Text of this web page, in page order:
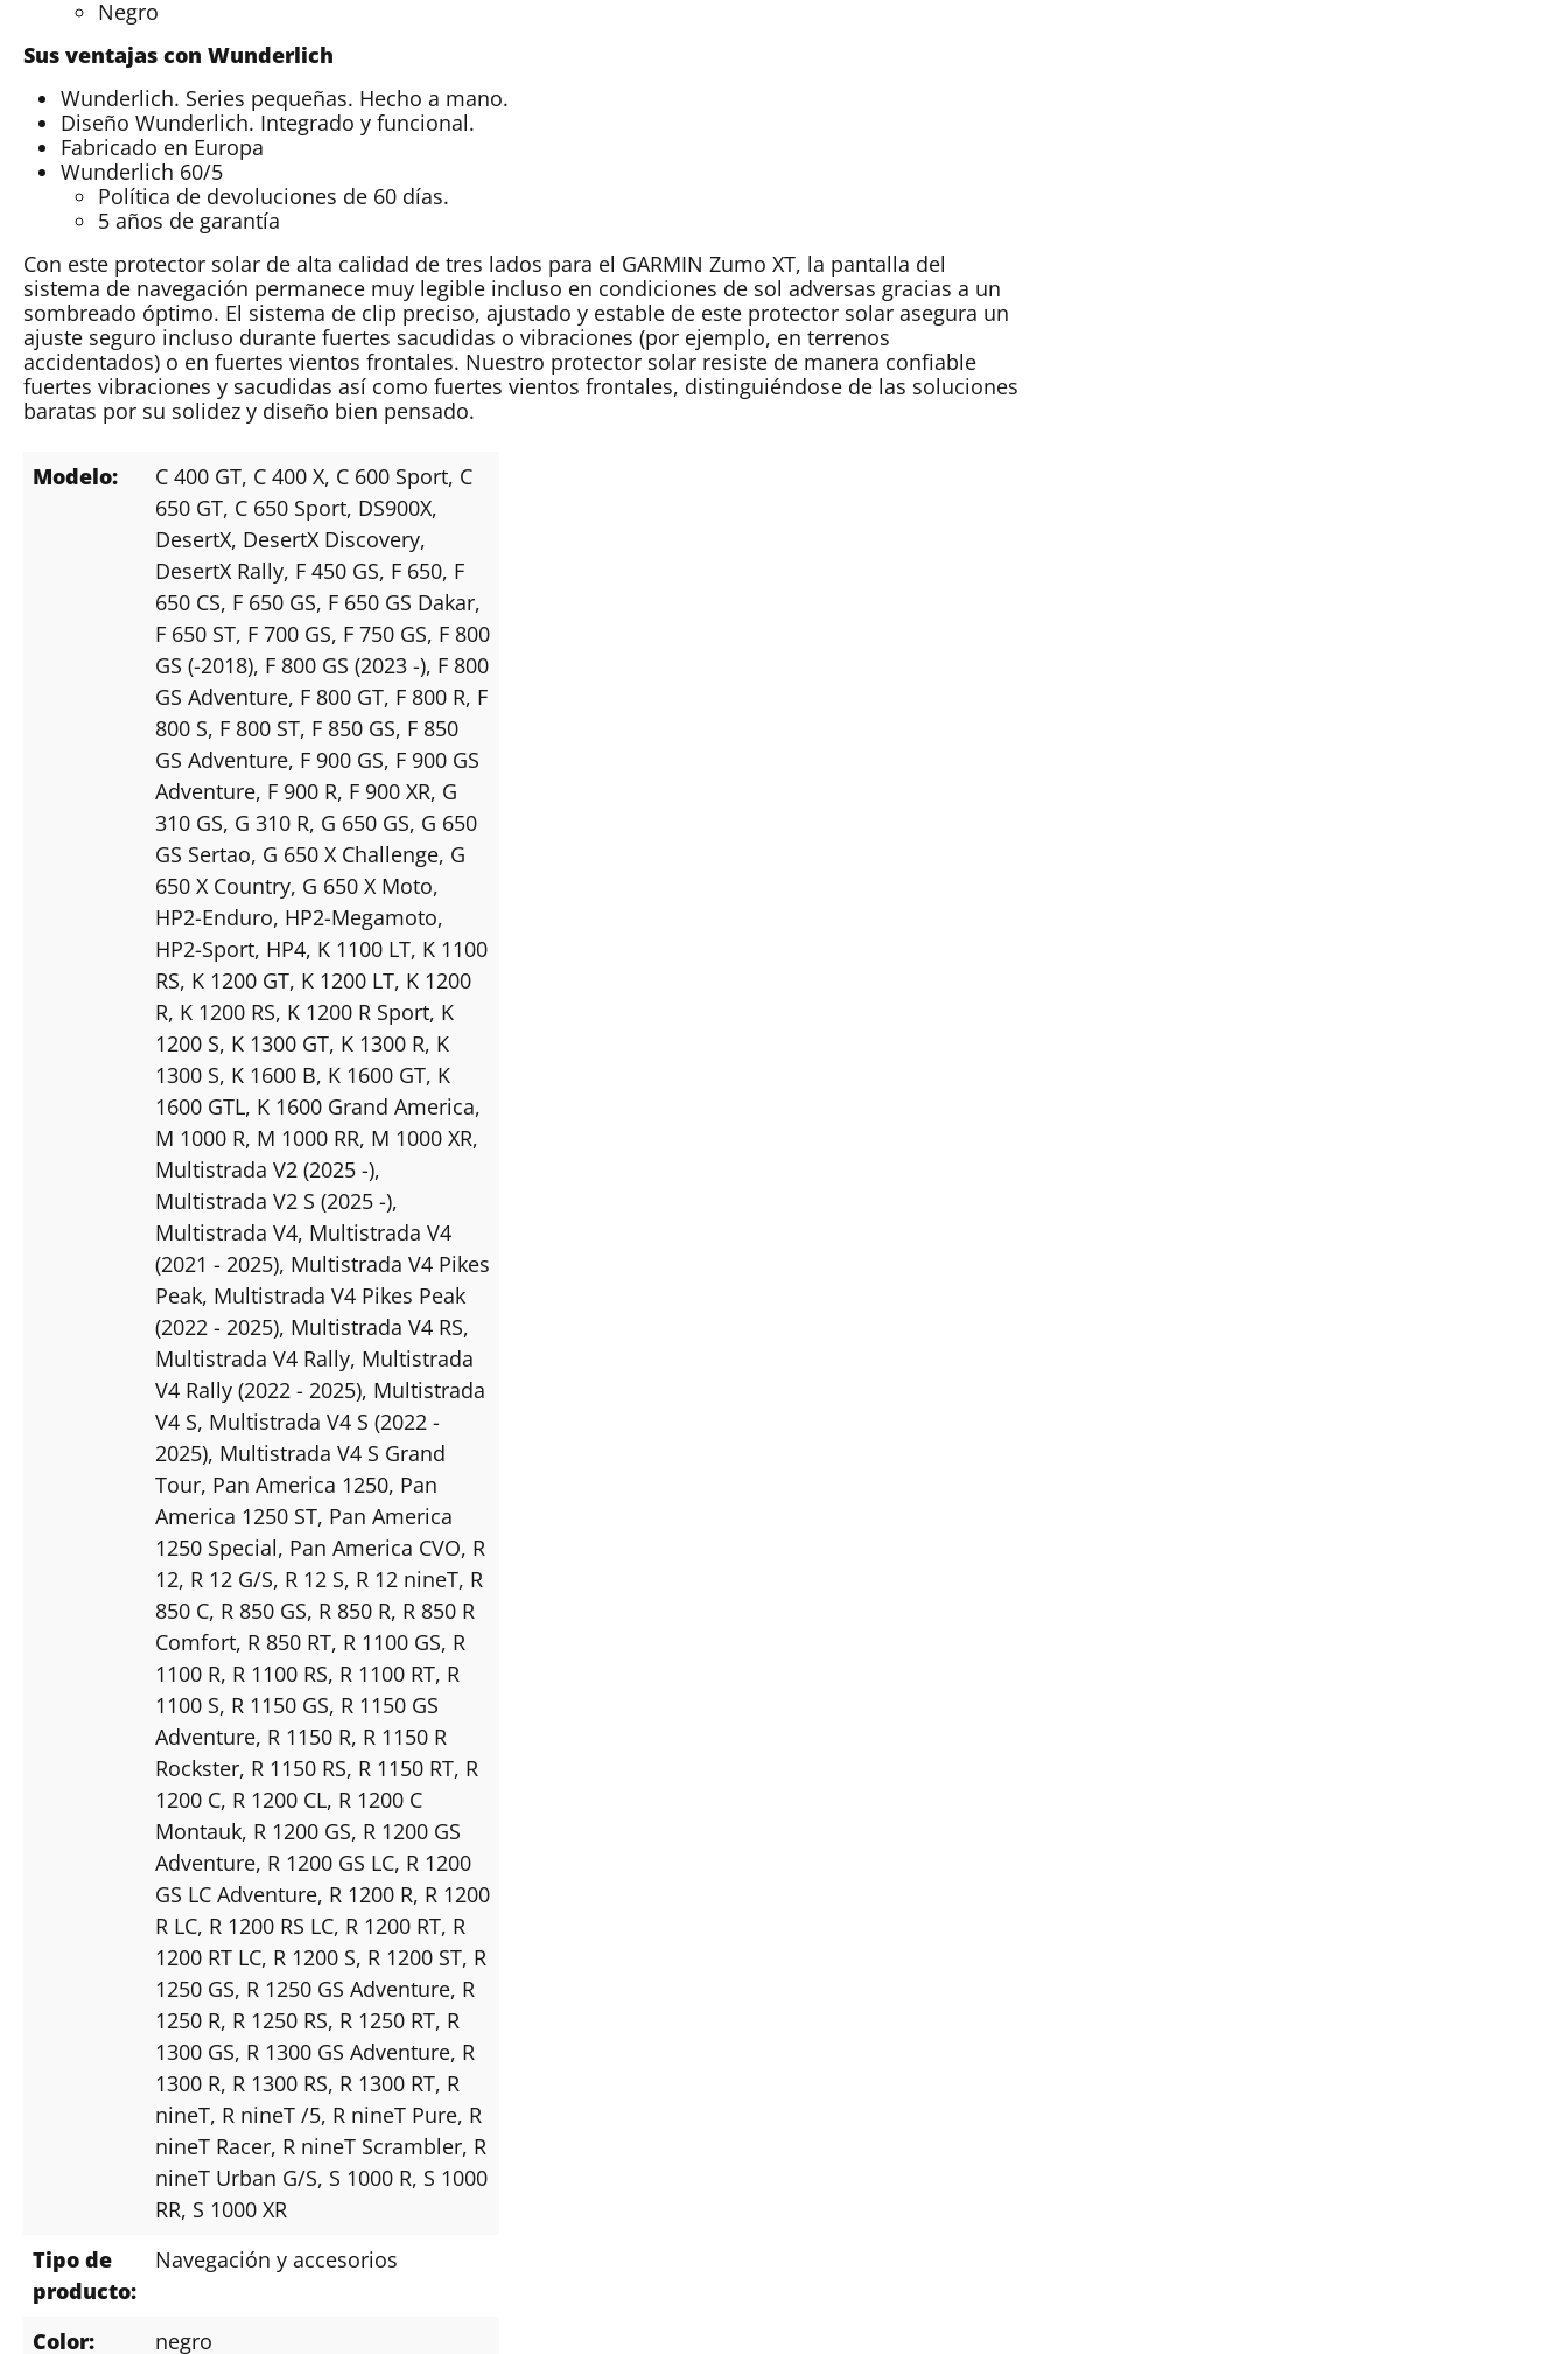
Negro
Sus ventajas con Wunderlich
Wunderlich. Series pequeñas. Hecho a mano.
Diseño Wunderlich. Integrado y funcional.
Fabricado en Europa
Wunderlich 60/5
Política de devoluciones de 60 días.
5 años de garantía
Con este protector solar de alta calidad de tres lados para el GARMIN Zumo XT, la pantalla del
sistema de navegación permanece muy legible incluso en condiciones de sol adversas gracias a un
sombreado óptimo. El sistema de clip preciso, ajustado y estable de este protector solar asegura un
ajuste seguro incluso durante fuertes sacudidas o vibraciones (por ejemplo, en terrenos
accidentados) o en fuertes vientos frontales. Nuestro protector solar resiste de manera confiable
fuertes vibraciones y sacudidas así como fuertes vientos frontales, distinguiéndose de las soluciones
baratas por su solidez y diseño bien pensado.
Modelo: C 400 GT, C 400 X, C 600 Sport, C
650 GT, C 650 Sport, DS900X,
DesertX, DesertX Discovery,
DesertX Rally, F 450 GS, F 650, F
650 CS, F 650 GS, F 650 GS Dakar,
F 650 ST, F 700 GS, F 750 GS, F 800
GS (-2018), F 800 GS (2023 -), F 800
GS Adventure, F 800 GT, F 800 R, F
800 S, F 800 ST, F 850 GS, F 850
GS Adventure, F 900 GS, F 900 GS
Adventure, F 900 R, F 900 XR, G
310 GS, G 310 R, G 650 GS, G 650
GS Sertao, G 650 X Challenge, G
650 X Country, G 650 X Moto,
HP2-Enduro, HP2-Megamoto,
HP2-Sport, HP4, K 1100 LT, K 1100
RS, K 1200 GT, K 1200 LT, K 1200
R, K 1200 RS, K 1200 R Sport, K
1200 S, K 1300 GT, K 1300 R, K
1300 S, K 1600 B, K 1600 GT, K
1600 GTL, K 1600 Grand America,
M 1000 R, M 1000 RR, M 1000 XR,
Multistrada V2 (2025 -),
Multistrada V2 S (2025 -),
Multistrada V4, Multistrada V4
(2021 - 2025), Multistrada V4 Pikes
Peak, Multistrada V4 Pikes Peak
(2022 - 2025), Multistrada V4 RS,
Multistrada V4 Rally, Multistrada
V4 Rally (2022 - 2025), Multistrada
V4 S, Multistrada V4 S (2022 -
2025), Multistrada V4 S Grand
Tour, Pan America 1250, Pan
America 1250 ST, Pan America
1250 Special, Pan America CVO, R
12, R 12 G/S, R 12 S, R 12 nineT, R
850 C, R 850 GS, R 850 R, R 850 R
Comfort, R 850 RT, R 1100 GS, R
1100 R, R 1100 RS, R 1100 RT, R
1100 S, R 1150 GS, R 1150 GS
Adventure, R 1150 R, R 1150 R
Rockster, R 1150 RS, R 1150 RT, R
1200 C, R 1200 CL, R 1200 C
Montauk, R 1200 GS, R 1200 GS
Adventure, R 1200 GS LC, R 1200
GS LC Adventure, R 1200 R, R 1200
R LC, R 1200 RS LC, R 1200 RT, R
1200 RT LC, R 1200 S, R 1200 ST, R
1250 GS, R 1250 GS Adventure, R
1250 R, R 1250 RS, R 1250 RT, R
1300 GS, R 1300 GS Adventure, R
1300 R, R 1300 RS, R 1300 RT, R
nineT, R nineT /5, R nineT Pure, R
nineT Racer, R nineT Scrambler, R
nineT Urban G/S, S 1000 R, S 1000
RR, S 1000 XR
Tipo de
producto:
Navegación y accesorios
Color: negro